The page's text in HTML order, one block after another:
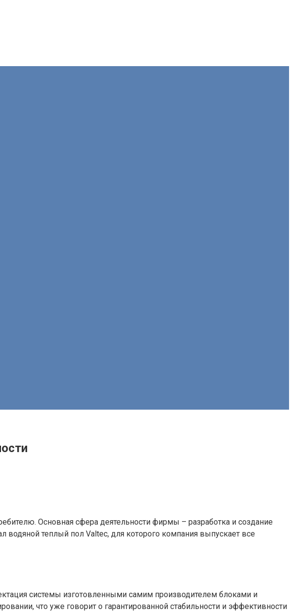
Основная сфера деятельности фирмы – разработка и создание
теплый пол Valtec, для которого компания выпускает все
системы изготовленными самим производителем блоками и
что уже говорит о гарантированной стабильности и эффективности